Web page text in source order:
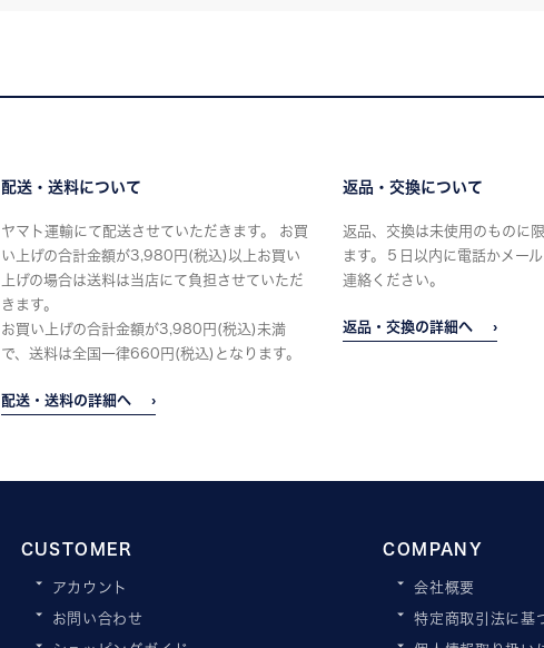
配送・送料について
ヤマト運輸にて配送させていただきます。 お買
い上げの合計金額が3,980円(税込)以上お買い
上げの場合は送料は当店にて負担させていただ
きます。
お買い上げの合計金額が3,980円(税込)未満
で、送料は全国一律660円(税込)となります。
配送・送料の詳細へ
返品・交換について
返品、交換は未使用のものに
ます。５日以内に電話かメー
連絡ください。
返品・交換の詳細へ
CUSTOMER
アカウント
お問い合わせ
COMPANY
会社概要
特定商取引法に基